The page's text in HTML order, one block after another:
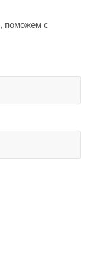
поможем с